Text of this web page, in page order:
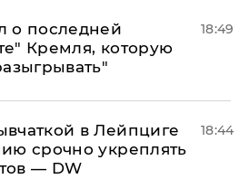
о последней
Кремля, которую
18:49
в Лейпциге
срочно укреплять
— DW
18:44